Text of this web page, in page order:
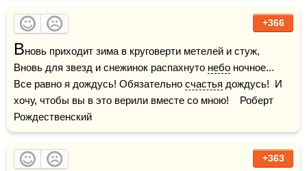
+366
Вновь приходит зима в круговерти метелей и стуж,
Вновь для звезд и снежинок распахнуто небо ночное...
Все равно я дождусь! Обязательно счастья дождусь!  И
хочу, чтобы вы в это верили вместе со мною!    Роберт
Рождественский
+363